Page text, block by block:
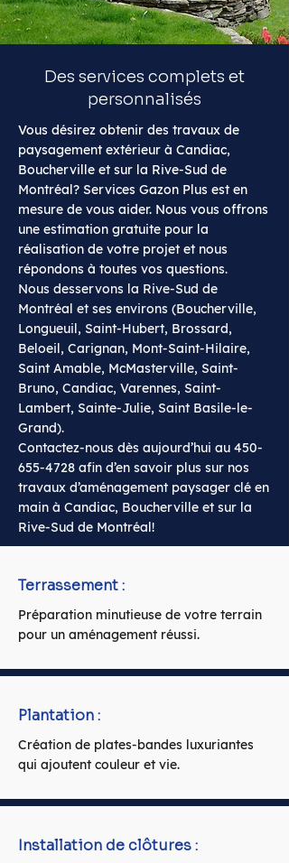
Des services complets et
personnalisés
Vous désirez obtenir des travaux de
paysagement extérieur à Candiac,
Boucherville et sur la Rive-Sud de
Montréal? Services Gazon Plus est en
mesure de vous aider. Nous vous offrons
une estimation gratuite pour la
réalisation de votre projet et nous
répondons à toutes vos questions.
Nous desservons la Rive-Sud de
Montréal et ses environs (Boucherville,
Longueuil, Saint-Hubert, Brossard,
Beloeil, Carignan, Mont-Saint-Hilaire,
Saint Amable, McMasterville, Saint-
Bruno, Candiac, Varennes, Saint-
Lambert, Sainte-Julie, Saint Basile-le-
Grand).
Contactez-nous dès aujourd’hui au 450-
655-4728 afin d’en savoir plus sur nos
travaux d’aménagement paysager clé en
main à Candiac, Boucherville et sur la
Rive-Sud de Montréal!
Terrassement :
Préparation minutieuse de votre terrain
pour un aménagement réussi.
Plantation :
Création de plates-bandes luxuriantes
qui ajoutent couleur et vie.
Installation de clôtures :